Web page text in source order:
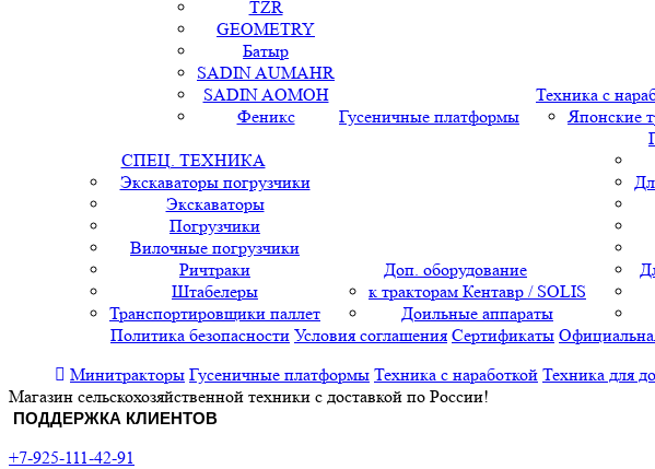
TZR
GEOMETRY
Батыр
SADIN AUMAHR
SADIN AOMOH
Феникс
Гусеничные платформы
Техника с
Японские
СПЕЦ. ТЕХНИКА
Экскаваторы погрузчики
Экскаваторы
Погрузчики
Вилочные погрузчики
Ричтраки
Штабелеры
Транспортировщики паллет
Доп. оборудование
к тракторам Кентавр / SOLIS
Доильные аппараты
Политика безопасности Условия соглашения Сертификаты
Минитракторы Гусеничные платформы Техника с наработкой Техника для
Магазин сельскохозяйственной техники с доставкой по России!
ПОДДЕРЖКА КЛИЕНТОВ
+7-925-111-42-91